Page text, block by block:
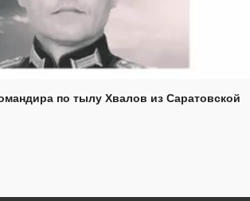
по тылу Хвалов из Саратовской